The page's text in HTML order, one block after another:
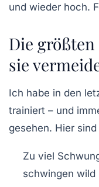
und wieder hoch.
Die
sie
Ich habe in den
trainiert – und
gesehen. Hier
Zu viel
schwingen wild